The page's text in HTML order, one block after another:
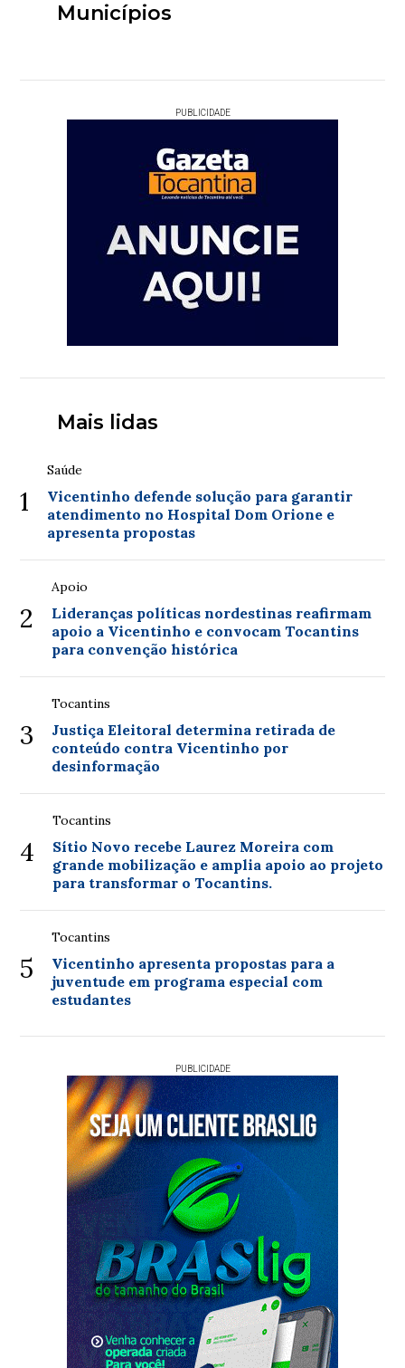
Municípios
PUBLICIDADE
Mais lidas
1
Saúde
Vicentinho defende solução para garantir
atendimento no Hospital Dom Orione e
apresenta propostas
2
Apoio
Lideranças políticas nordestinas reafirmam
apoio a Vicentinho e convocam Tocantins
para convenção histórica
3
Tocantins
Justiça Eleitoral determina retirada de
conteúdo contra Vicentinho por
desinformação
4
Tocantins
Sítio Novo recebe Laurez Moreira com
grande mobilização e amplia apoio ao projeto
para transformar o Tocantins.
5
Tocantins
Vicentinho apresenta propostas para a
juventude em programa especial com
estudantes
PUBLICIDADE